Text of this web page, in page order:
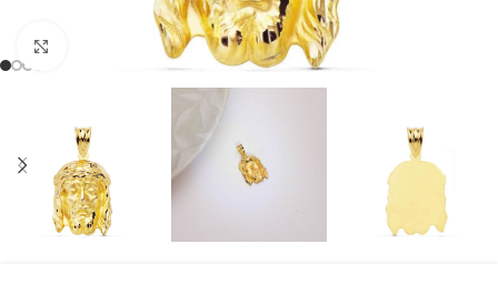
Clic para ampliar